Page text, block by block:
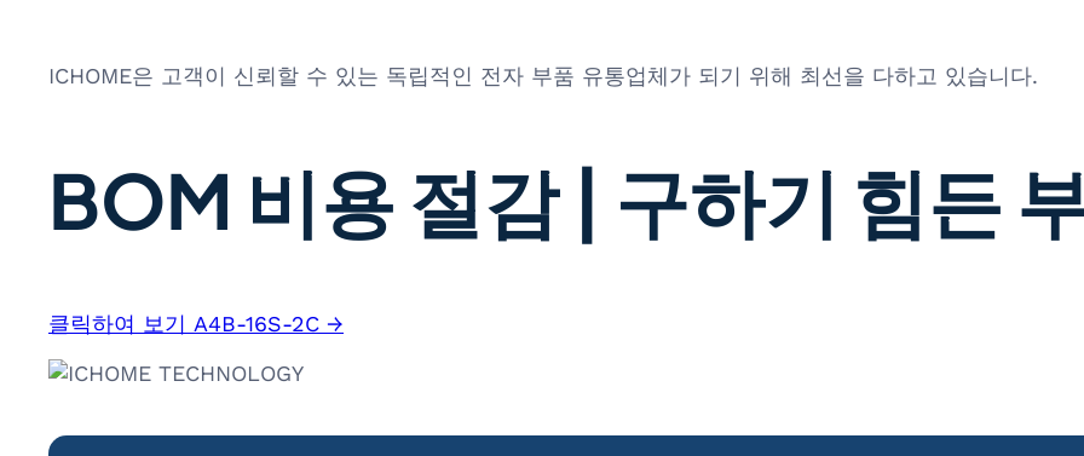
ICHOME은 고객이 신뢰할 수 있는 독립적인 전자 부품 유통업체가 되기 위해 최선을 다하고 있습니다.
BOM 비용 절감 | 구하기 힘든
클릭하여 보기 A4B-16S-2C →